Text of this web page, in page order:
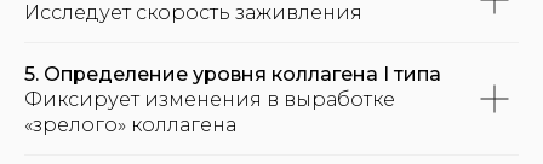
Исследует скорость заживления
5. Определение уровня коллагена I типа
Фиксирует изменения в выработке
«зрелого» коллагена